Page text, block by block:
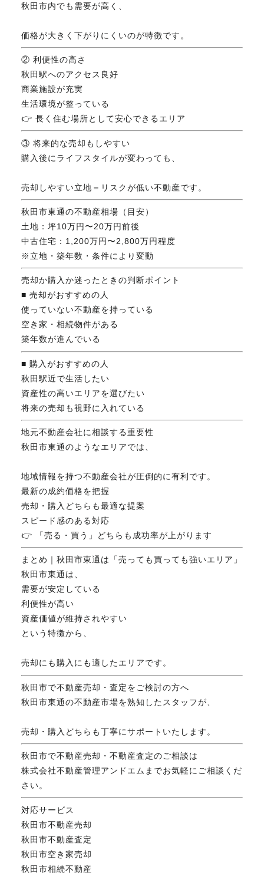
秋田市内でも需要が高く、
価格が大きく下がりにくいのが特徴です。
② 利便性の高さ
秋田駅へのアクセス良好
商業施設が充実
生活環境が整っている
👉 長く住む場所として安心できるエリア
③ 将来的な売却もしやすい
購入後にライフスタイルが変わっても、
売却しやすい立地＝リスクが低い不動産です。
秋田市東通の不動産相場（目安）
土地：坪10万円〜20万円前後
中古住宅：1,200万円〜2,800万円程度
※立地・築年数・条件により変動
売却か購入か迷ったときの判断ポイント
■ 売却がおすすめの人
使っていない不動産を持っている
空き家・相続物件がある
築年数が進んでいる
■ 購入がおすすめの人
秋田駅近で生活したい
資産性の高いエリアを選びたい
将来の売却も視野に入れている
地元不動産会社に相談する重要性
秋田市東通のようなエリアでは、
地域情報を持つ不動産会社が圧倒的に有利です。
最新の成約価格を把握
売却・購入どちらも最適な提案
スピード感のある対応
👉 「売る・買う」どちらも成功率が上がります
まとめ｜秋田市東通は「売っても買っても強いエリア」
秋田市東通は、
需要が安定している
利便性が高い
資産価値が維持されやすい
という特徴から、
売却にも購入にも適したエリアです。
秋田市で不動産売却・査定をご検討の方へ
秋田市東通の不動産市場を熟知したスタッフが、
売却・購入どちらも丁寧にサポートいたします。
秋田市で不動産売却・不動産査定のご相談は
株式会社不動産管理アンドエムまでお気軽にご相談くだ
さい。
対応サービス
秋田市不動産売却
秋田市不動産査定
秋田市空き家売却
秋田市相続不動産